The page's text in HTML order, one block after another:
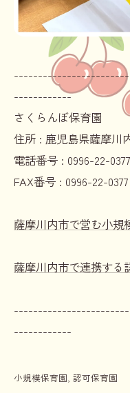
------------
さくらんぼ保育園
住所 : 鹿児島県薩摩川
電話番号 : 0996-22-0377
FAX番号 : 0996-22-0377
薩摩川内市で営む小規
薩摩川内市で連携する
------------
小規模保育園 認可保育園